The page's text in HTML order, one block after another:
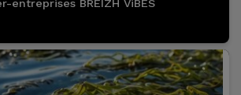
entreprises BREIZH ViBES